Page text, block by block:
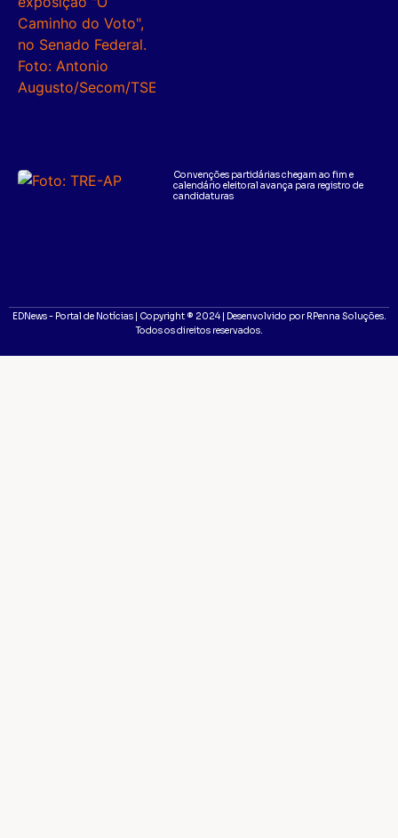
Convenções partidárias chegam ao fim e
calendário eleitoral avança para registro de
candidaturas
EDNews - Portal de Notícias | Copyright ® 2024 | Desenvolvido por RPenna Soluções.
Todos os direitos reservados.